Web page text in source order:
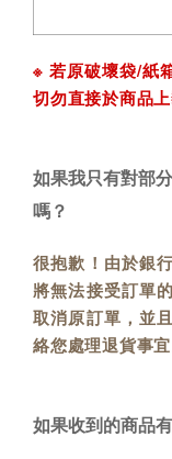
※ 若原破壞袋/紙
切勿直接於商品
如果我只有對部
嗎？
很抱歉！由於銀
將無法接受訂單
取消原訂單，並
絡您處理退貨事宜
如果收到的商品